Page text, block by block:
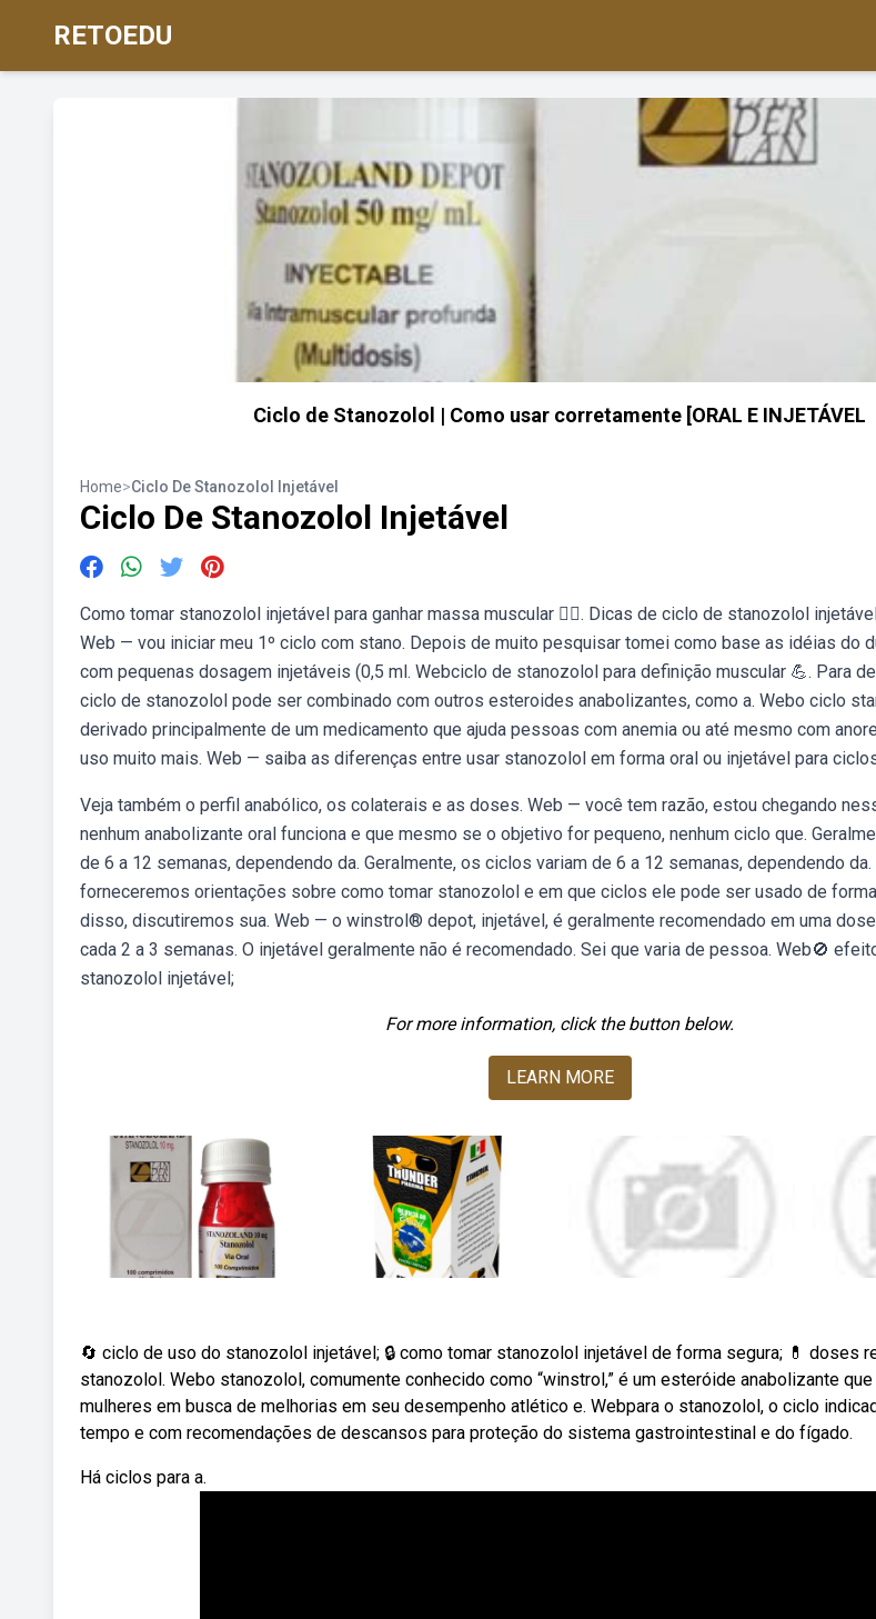
RETOEDU
Ciclo de Stanozolol | Como usar corretamente [ORAL E INJETÁVEL
Home>Ciclo De Stanozolol Injetável
Ciclo De Stanozolol Injetável
Como tomar stanozolol injetável para ganhar massa muscular 🏋️‍♀️. Dicas de ciclo de stanozolol
Web — vou iniciar meu 1º ciclo com stano. Depois de muito pesquisar tomei como base as idéias do
com pequenas dosagem injetáveis (0,5 ml. Webciclo de stanozolol para definição muscular 💪. Para
ciclo de stanozolol pode ser combinado com outros esteroides anabolizantes, como a. Webo ciclo
derivado principalmente de um medicamento que ajuda pessoas com anemia ou até mesmo com
uso muito mais. Web — saiba as diferenças entre usar stanozolol em forma oral ou injetável para
Veja também o perfil anabólico, os colaterais e as doses. Web — você tem razão, estou chegando
nenhum anabolizante oral funciona e que mesmo se o objetivo for pequeno, nenhum ciclo que.
de 6 a 12 semanas, dependendo da. Geralmente, os ciclos variam de 6 a 12 semanas, dependendo
forneceremos orientações sobre como tomar stanozolol e em que ciclos ele pode ser usado de
disso, discutiremos sua. Web — o winstrol® depot, injetável, é geralmente recomendado em uma
cada 2 a 3 semanas. O injetável geralmente não é recomendado. Sei que varia de pessoa. Web🚫
stanozolol injetável;
For more information, click the button below.
LEARN MORE
🔄 ciclo de uso do stanozolol injetável; 🔒 como tomar stanozolol injetável de forma segura; 💊 doses
stanozolol. Webo stanozolol, comumente conhecido como “winstrol,” é um esteróide anabolizante
mulheres em busca de melhorias em seu desempenho atlético e. Webpara o stanozolol, o ciclo
tempo e com recomendações de descansos para proteção do sistema gastrointestinal e do fígado.
Há ciclos para a.